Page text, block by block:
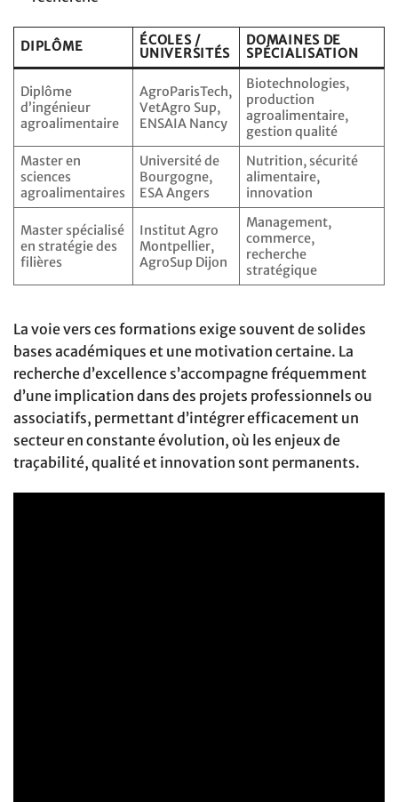
DIPLÔME
ÉCOLES /
UNIVERSITÉS
DOMAINES DE
SPÉCIALISATION
Diplôme
d’ingénieur
agroalimentaire
AgroParisTech,
VetAgro Sup,
ENSAIA Nancy
Biotechnologies,
production
agroalimentaire,
gestion qualité
Master en
sciences
agroalimentaires
Université de
Bourgogne,
ESA Angers
Nutrition, sécurité
alimentaire,
innovation
Master spécialisé
en stratégie des
filières
Institut Agro
Montpellier,
AgroSup Dijon
Management,
commerce,
recherche
stratégique
La voie vers ces formations exige souvent de solides
bases académiques et une motivation certaine. La
recherche d’excellence s’accompagne fréquemment
d’une implication dans des projets professionnels ou
associatifs, permettant d’intégrer efficacement un
secteur en constante évolution, où les enjeux de
traçabilité, qualité et innovation sont permanents.